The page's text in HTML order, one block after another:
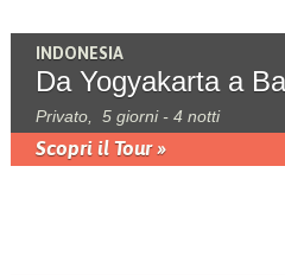
INDONESIA
Da Yogyakarta a
Privato, 5 giorni - 4 notti
Scopri il Tour »